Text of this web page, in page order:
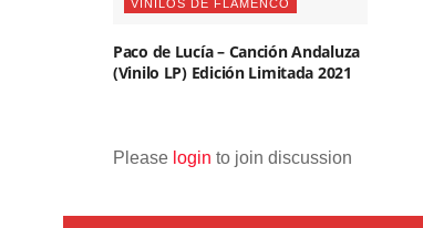
VINILOS DE FLAMENCO
Paco de Lucía – Canción Andaluza
(Vinilo LP) Edición Limitada 2021
Please login to join discussion